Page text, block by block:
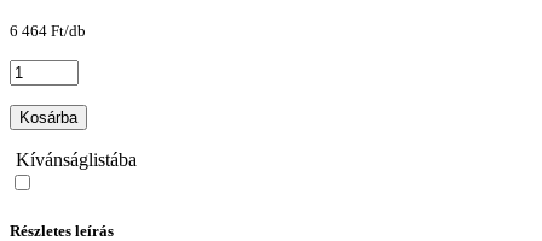
6 464 Ft/db
Kosárba
Kívánságlistába
Részletes leírás